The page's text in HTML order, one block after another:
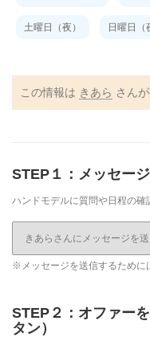
土曜日（夜） 日曜日（
この情報は きあら さん
STEP１：メッセー
ハンドモデルに質問や日程の確
きあらさんにメッセージを
※メッセージを送信するために
STEP２：オファー
タン）